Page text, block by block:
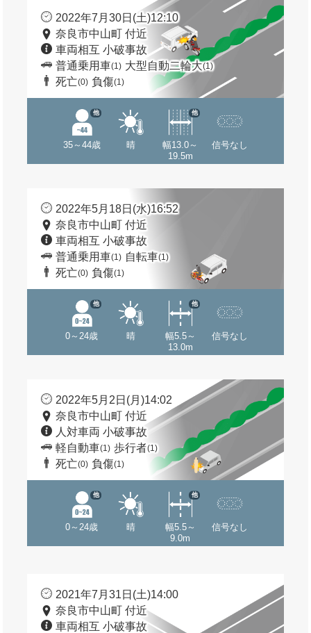
2022年7月30日(土)12:10
奈良市中山町 付近
車両相互 小破事故
普通乗用車(1) 大型自動二輪大(1)
死亡(0) 負傷(1)
35～44歳
他
晴
幅13.0～
19.5m
他
信号なし
2022年5月18日(水)16:52
奈良市中山町 付近
車両相互 小破事故
普通乗用車(1) 自転車(1)
死亡(0) 負傷(1)
0～24歳
他
晴
幅5.5～
13.0m
他
信号なし
2022年5月2日(月)14:02
奈良市中山町 付近
人対車両 小破事故
軽自動車(1) 歩行者(1)
死亡(0) 負傷(1)
0～24歳
他
晴
幅5.5～
9.0m
他
信号なし
2021年7月31日(土)14:00
奈良市中山町 付近
車両相互 小破事故